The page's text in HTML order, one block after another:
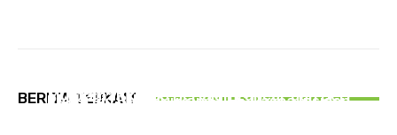
BERITA TERKAIT
Pakisrejo Baru Ajukan SLHS Pasca Insiden
Muktamar ke-35 Berjalan Lancar dan Beri
Sasar Bendera Rusak, PWI Bersama
Bakesbangpol Tulungagung Bagikan 150